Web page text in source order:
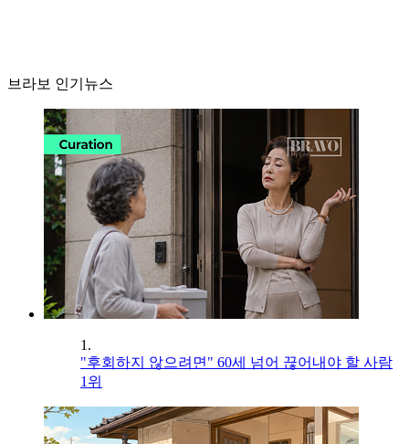
브라보 인기뉴스
1.
"후회하지 않으려면" 60세 넘어 끊어내야 할 사람
1위